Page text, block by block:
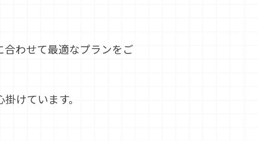
わせて最適なプランをご
けています。